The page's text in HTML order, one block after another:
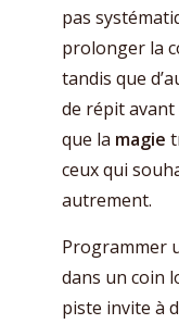
pas
prolonger la
tandis que
de répit avant
que la magie
ceux qui
autrement.
Programmer
dans un coin
piste invite à